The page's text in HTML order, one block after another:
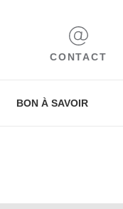
CONTACT
BON À SAVOIR